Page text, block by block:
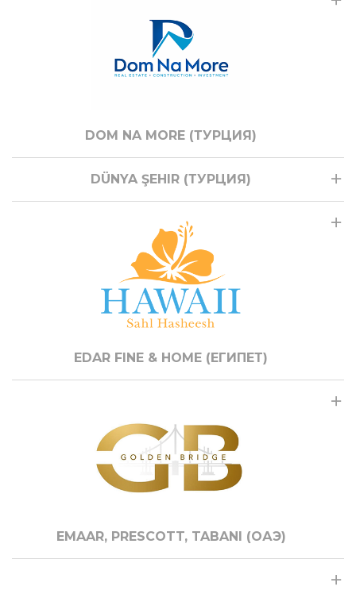
DOM NA MORE (ТУРЦИЯ)
DÜNYA ŞEHIR (ТУРЦИЯ)
EDAR FINE & HOME (ЕГИПЕТ)
EMAAR, PRESCOTT, TABANI (ОАЭ)